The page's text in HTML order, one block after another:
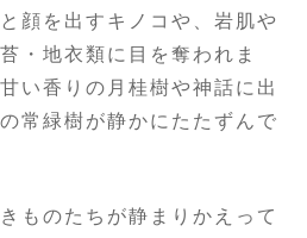
顔を出すキノコや、岩肌や
・地衣類に目を奪われま
い香りの月桂樹や神話に出
常緑樹が静かにたたずんで
ものたちが静まりかえって